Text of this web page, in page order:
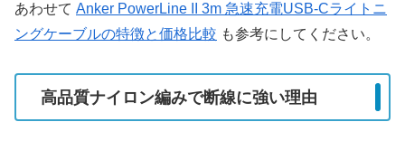
あわせて Anker PowerLine II 3m 急速充電USB-Cライトニ
ングケーブルの特徴と価格比較 も参考にしてください。
高品質ナイロン編みで断線に強い理由